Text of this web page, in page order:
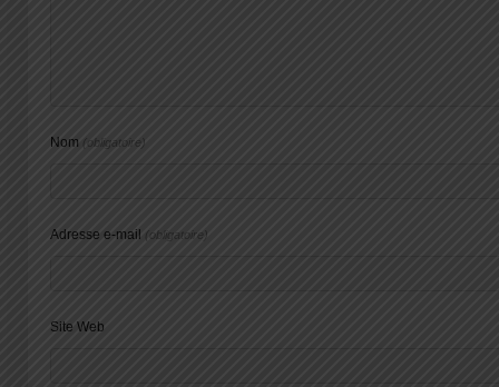
Nom (obligatoire)
Adresse e-mail (obligatoire)
Site Web